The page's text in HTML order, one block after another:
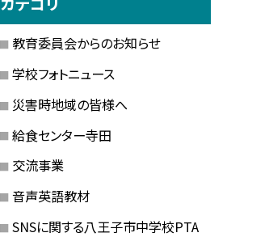
教育委員会からのお知らせ
学校フォトニュース
災害時地域の皆様へ
給食センター寺田
交流事業
音声英語教材
SNSに関する八王子市中学校PTA